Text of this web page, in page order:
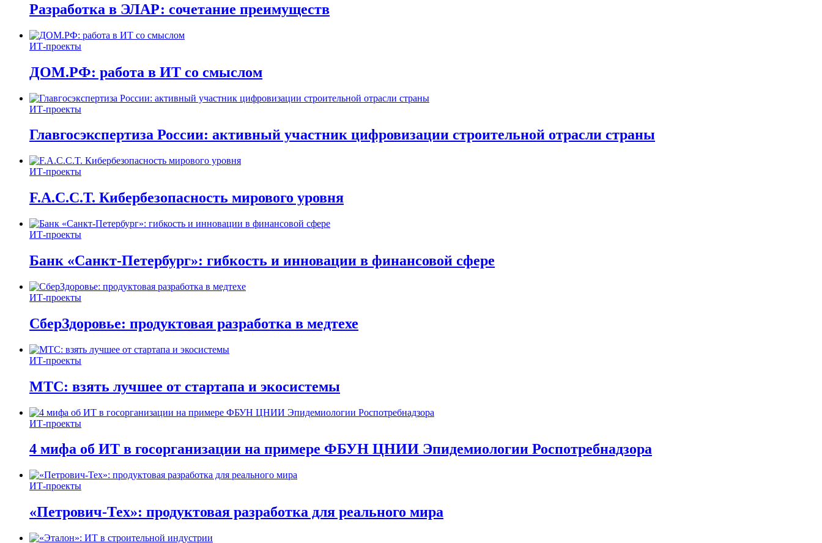
Разработка в ЭЛАР: сочетание преимуществ
ИТ-проекты
ДОМ.РФ: работа в ИТ со смыслом
ИТ-проекты
Главгосэкспертиза России: активный участник цифровизации строительной отрасли страны
ИТ-проекты
F.A.C.C.T. Кибербезопасность мирового уровня
ИТ-проекты
Банк «Санкт-Петербург»: гибкость и инновации в финансовой сфере
ИТ-проекты
СберЗдоровье: продуктовая разработка в медтехе
ИТ-проекты
МТС: взять лучшее от стартапа и экосистемы
ИТ-проекты
4 мифа об ИТ в госорганизации на примере ФБУН ЦНИИ Эпидемиологии Роспотребнадзора
ИТ-проекты
«Петрович-Тех»: продуктовая разработка для реального мира